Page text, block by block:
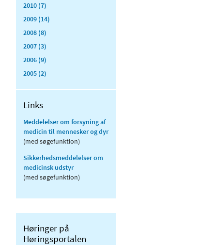
2010 (7)
2009 (14)
2008 (8)
2007 (3)
2006 (9)
2005 (2)
Links
Meddelelser om forsyning af
medicin til mennesker og dyr
(med søgefunktion)
Sikkerhedsmeddelelser om
medicinsk udstyr
(med søgefunktion)
Høringer på
Høringsportalen